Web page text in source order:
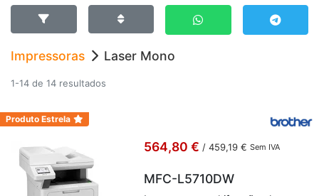
Impressoras Laser Mono
1-14 de 14 resultados
564,80 € / 459,19 € Sem IVA
MFC-L5710DW
Produto Estrela